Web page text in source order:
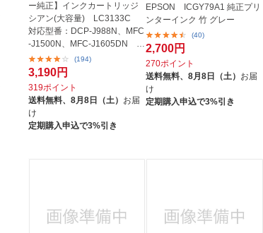
ー純正】インクカートリッジ
シアン(大容量) LC3133C
対応型番：DCP-J988N、MFC
-J1500N、MFC-J1605DN 他
シアン（大容...
(194)
3,190円
319ポイント
送料無料、 8月8日（土） お届
け
定期購入申込で3%引き
EPSON ICGY79A1 純正プリ
ンターインク 竹 グレー
(40)
2,700円
270ポイント
送料無料、8月8日（土） お届
け
定期購入申込で3%引き